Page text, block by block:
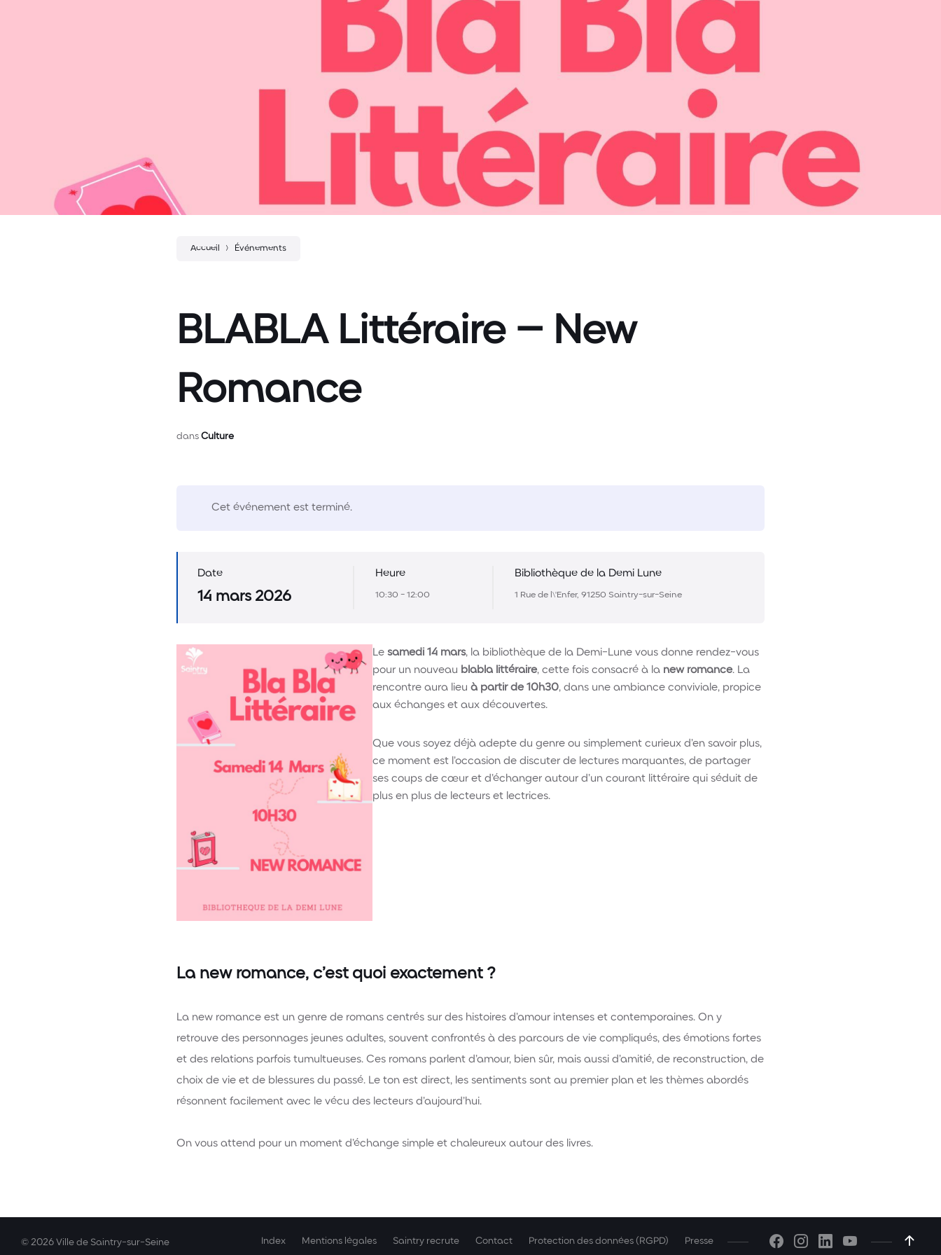
Accueil Événements
BLABLA Littéraire – New
Romance
dans Culture
Cet événement est terminé.
Date
14 mars 2026
Heure
10:30 - 12:00
Bibliothèque de la Demi Lune
1 Rue de l\'Enfer, 91250 Saintry-sur-Seine
Le samedi 14 mars, la bibliothèque de la Demi-Lune vous donne rendez-vous
pour un nouveau blabla littéraire, cette fois consacré à la new romance. La
rencontre aura lieu à partir de 10h30, dans une ambiance conviviale, propice
aux échanges et aux découvertes.
Que vous soyez déjà adepte du genre ou simplement curieux d’en savoir plus,
ce moment est l’occasion de discuter de lectures marquantes, de partager
ses coups de cœur et d’échanger autour d’un courant littéraire qui séduit de
plus en plus de lecteurs et lectrices.
La new romance, c’est quoi exactement ?
La new romance est un genre de romans centrés sur des histoires d’amour intenses et contemporaines. On y
retrouve des personnages jeunes adultes, souvent confrontés à des parcours de vie compliqués, des émotions fortes
et des relations parfois tumultueuses. Ces romans parlent d’amour, bien sûr, mais aussi d’amitié, de reconstruction, de
choix de vie et de blessures du passé. Le ton est direct, les sentiments sont au premier plan et les thèmes abordés
résonnent facilement avec le vécu des lecteurs d’aujourd’hui.
On vous attend pour un moment d’échange simple et chaleureux autour des livres.
Index Mentions légales Saintry recrute Contact Protection des données (RGPD) Presse
© 2026 Ville de Saintry-sur-Seine